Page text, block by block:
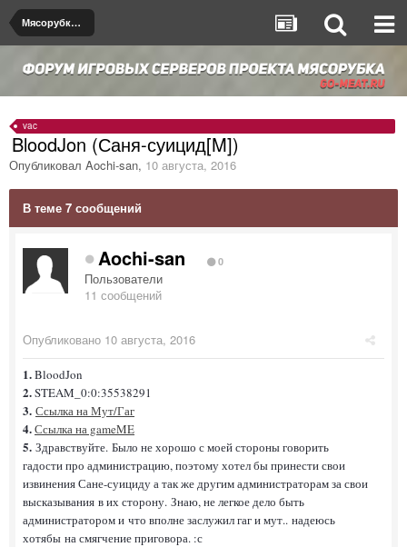
Мясорубка de_dust2
vac
BloodJon (Саня-суицид[M])
Опубликовал Aochi-san, 10 августа, 2016
В теме 7 сообщений
Aochi-san 0
Пользователи
11 сообщений
Опубликовано 10 августа, 2016
1.BloodJon
2.STEAM_0:0:35538291
3. Ссылка на Мут/Гаг
4.Ссылка на gameME
5. Здравствуйте. Было не хорошо с моей стороны говорить
гадости про администрацию, поэтому хотел бы принести свои
извинения Сане-суициду а так же другим администраторам за свои
высказывания в их сторону. Знаю, не легкое дело быть
администратором и что вполне заслужил гаг и мут.. надеюсь
хотябы на смягчение приговора. :с